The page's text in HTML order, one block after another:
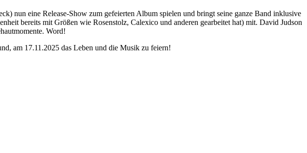
nun eine Release-Show zum gefeierten Album spielen und bringt seine ganze Band inklusive
bereits mit Größen wie Rosenstolz, Calexico und anderen gearbeitet hat) mit. David Judson
Word!
am 17.11.2025 das Leben und die Musik zu feiern!